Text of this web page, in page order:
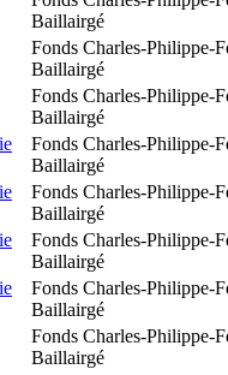
Baillairgé
Fonds Charles-Philippe-
Baillairgé
Fonds Charles-Philippe-
Baillairgé
Fonds Charles-Philippe-
Baillairgé
Fonds Charles-Philippe-
Baillairgé
Fonds Charles-Philippe-
Baillairgé
Fonds Charles-Philippe-
Baillairgé
Fonds Charles-Philippe-
Baillairgé